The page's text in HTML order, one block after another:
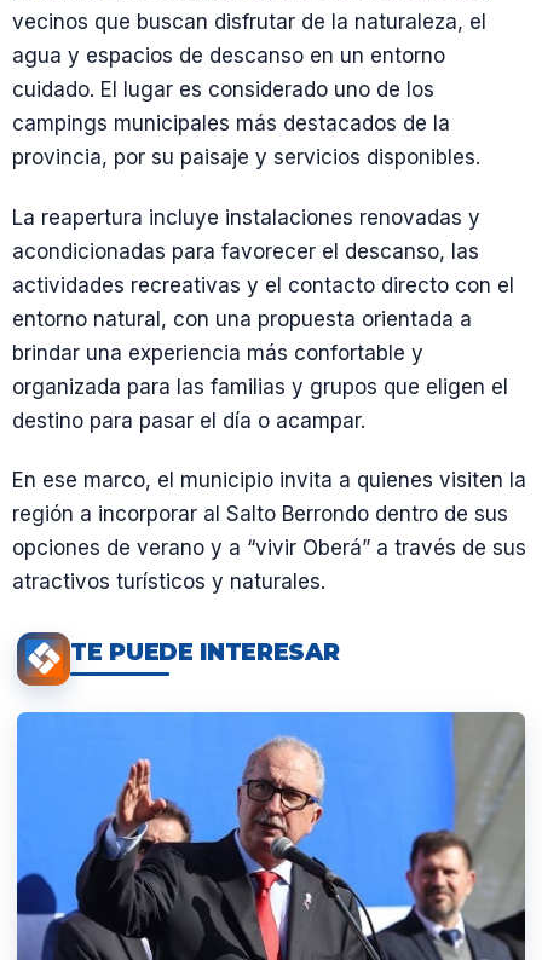
vecinos que buscan disfrutar de la naturaleza, el
agua y espacios de descanso en un entorno
cuidado. El lugar es considerado uno de los
campings municipales más destacados de la
provincia, por su paisaje y servicios disponibles.
La reapertura incluye instalaciones renovadas y
acondicionadas para favorecer el descanso, las
actividades recreativas y el contacto directo con el
entorno natural, con una propuesta orientada a
brindar una experiencia más confortable y
organizada para las familias y grupos que eligen el
destino para pasar el día o acampar.
En ese marco, el municipio invita a quienes visiten la
región a incorporar al Salto Berrondo dentro de sus
opciones de verano y a “vivir Oberá” a través de sus
atractivos turísticos y naturales.
TE PUEDE INTERESAR